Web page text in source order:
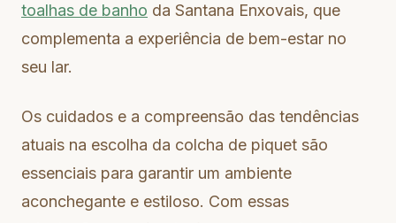
toalhas de banho da Santana Enxovais, que
complementa a experiência de bem-estar no
seu lar.
Os cuidados e a compreensão das tendências
atuais na escolha da colcha de piquet são
essenciais para garantir um ambiente
aconchegante e estiloso. Com essas